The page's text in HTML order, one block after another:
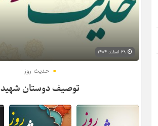
حدیث روز
توصیف دوستان شهید